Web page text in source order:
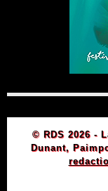
© RDS 2026 -
Dunant,